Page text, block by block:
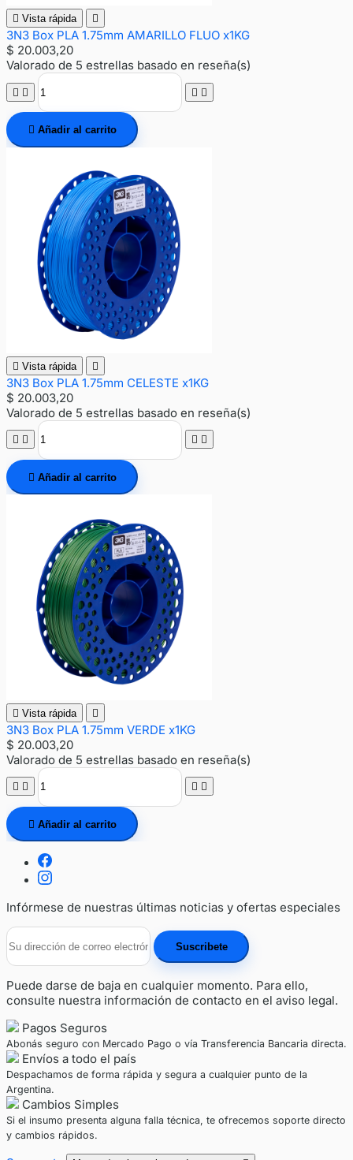
 Vista rápida 
3N3 Box PLA 1.75mm AMARILLO FLUO x1KG
$ 20.003,20
Valorado de 5 estrellas basado en reseña(s)
   
 Añadir al carrito
 Vista rápida 
3N3 Box PLA 1.75mm CELESTE x1KG
$ 20.003,20
Valorado de 5 estrellas basado en reseña(s)
   
 Añadir al carrito
 Vista rápida 
3N3 Box PLA 1.75mm VERDE x1KG
$ 20.003,20
Valorado de 5 estrellas basado en reseña(s)
   
 Añadir al carrito
Infórmese de nuestras últimas noticias y ofertas especiales
Puede darse de baja en cualquier momento. Para ello,
consulte nuestra información de contacto en el aviso legal.
Pagos Seguros
Abonás seguro con Mercado Pago o vía Transferencia Bancaria directa.
Envíos a todo el país
Despachamos de forma rápida y segura a cualquier punto de la
Argentina.
Cambios Simples
Si el insumo presenta alguna falla técnica, te ofrecemos soporte directo
y cambios rápidos.